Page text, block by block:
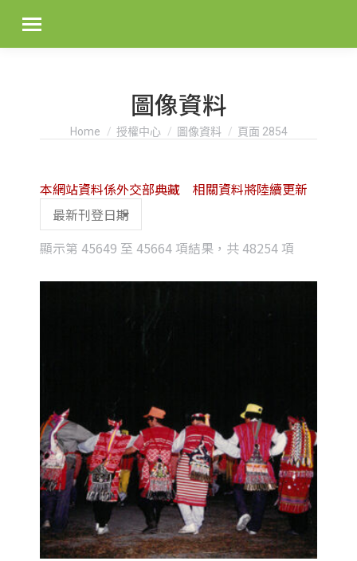
圖像資料
You are here:
Home 授權中心 圖像資料 頁面 2854
顯示第 45649 至 45664 項結果，共 48254 項
latest
本網站資料係外交部典藏 相關資料將陸續更新